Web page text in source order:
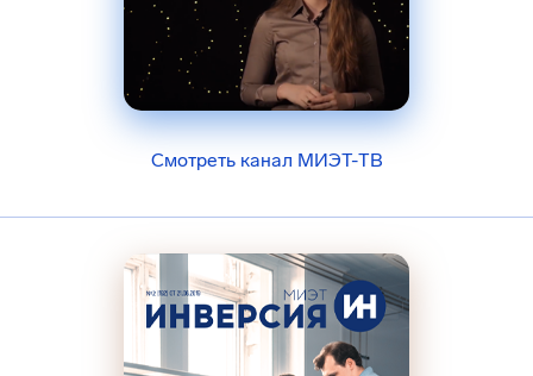
Смотреть канал МИЭТ-ТВ